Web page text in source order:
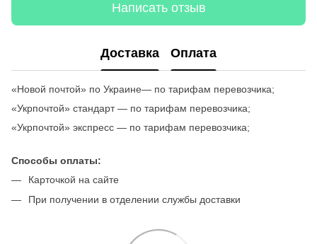
Написать отзыв
Доставка Оплата
«Новой почтой» по Украине— по тарифам перевозчика;
«Укрпочтой» стандарт — по тарифам перевозчика;
«Укрпочтой» экспресс — по тарифам перевозчика;
Способы оплаты:
Карточкой на сайте
При получении в отделении службы доставки